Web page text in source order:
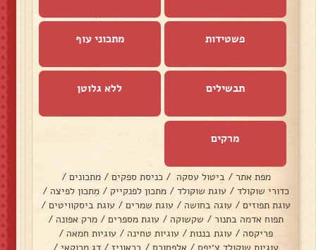
פשטידות מתכוני עוף
תבשילים ללא גלוטן
מרקים
מפת אתר / ביטול עסקה / כניסת ספקים / מתכונים /
כדורי שוקולד / עוגת שוקולד / מתכון לפנקייק / מתכון לפיצה /
עוגת תפוזים / עוגה בחושה / עוגת שמרים / עוגת ביסקוויטים /
תפוח אדמה בתנור / שקשוקה / עוגת מספרים / מרק אפונה /
פריקסה / עוגת בננות / עוגיות טחינה / עוגיות חמאה /
עוגיות שוקולד צ׳יפס / אלפחורס / בראוניז / דג מרוקאי /